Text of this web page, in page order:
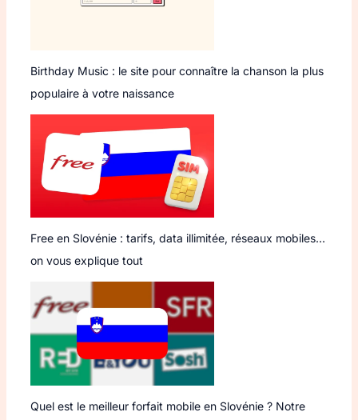
Birthday Music : le site pour connaître la chanson la plus
populaire à votre naissance
Free en Slovénie : tarifs, data illimitée, réseaux mobiles…
on vous explique tout
Quel est le meilleur forfait mobile en Slovénie ? Notre